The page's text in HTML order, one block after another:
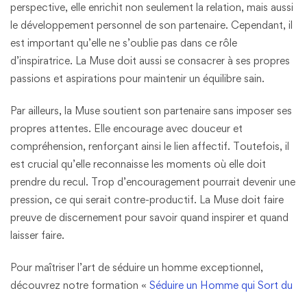
perspective, elle enrichit non seulement la relation, mais aussi
le développement personnel de son partenaire. Cependant, il
est important qu’elle ne s’oublie pas dans ce rôle
d’inspiratrice. La Muse doit aussi se consacrer à ses propres
passions et aspirations pour maintenir un équilibre sain.
Par ailleurs, la Muse soutient son partenaire sans imposer ses
propres attentes. Elle encourage avec douceur et
compréhension, renforçant ainsi le lien affectif. Toutefois, il
est crucial qu’elle reconnaisse les moments où elle doit
prendre du recul. Trop d’encouragement pourrait devenir une
pression, ce qui serait contre-productif. La Muse doit faire
preuve de discernement pour savoir quand inspirer et quand
laisser faire.
Pour maîtriser l’art de séduire un homme exceptionnel,
découvrez notre formation « Séduire un Homme qui Sort du